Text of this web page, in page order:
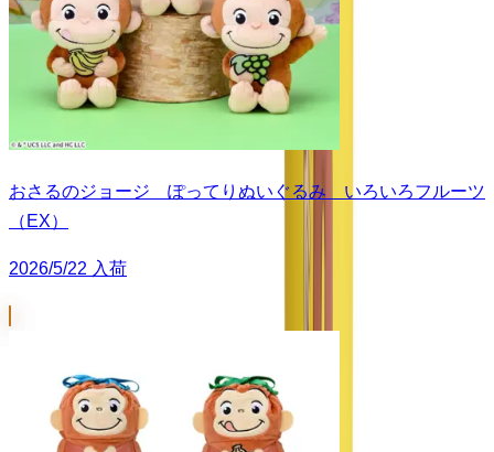
おさるのジョージ ぽってりぬいぐるみ いろいろフルーツ
（EX）
2026/5/22 入荷